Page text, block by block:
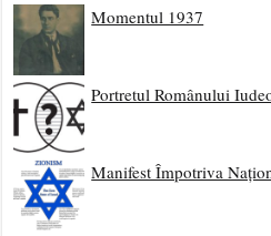
Momentul 1937
Portretul Românului
Manifest Împotriva